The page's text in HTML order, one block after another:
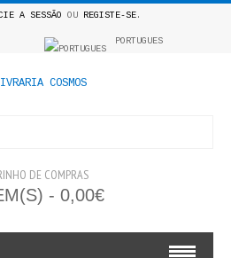
A SESSÃO OU REGISTE-SE.
PORTUGUES
DE COMPRAS
- 0,00€